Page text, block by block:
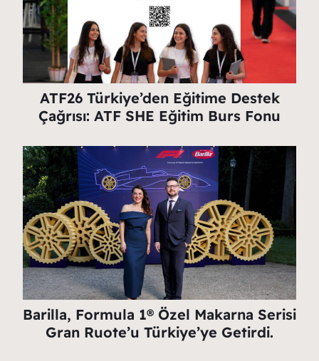
ATF26 Türkiye’den Eğitime Destek
Çağrısı: ATF SHE Eğitim Burs Fonu
Barilla, Formula 1® Özel Makarna Serisi
Gran Ruote’u Türkiye’ye Getirdi.